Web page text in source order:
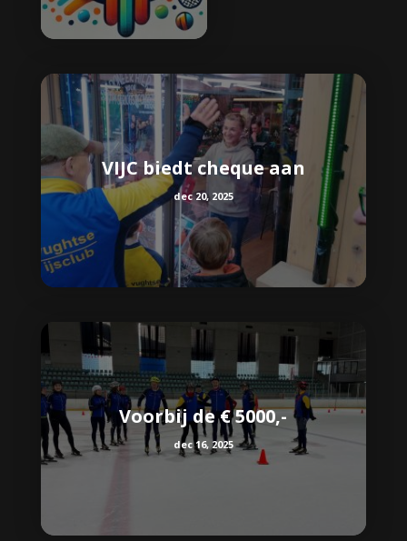
VIJC biedt cheque aan
dec 20, 2025
Voorbij de € 5000,-
dec 16, 2025